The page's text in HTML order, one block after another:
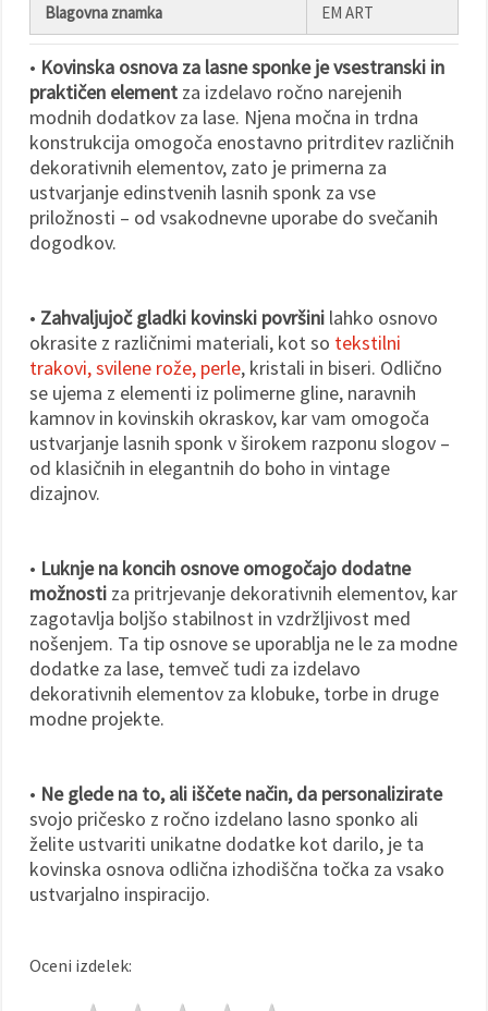
Blagovna znamka EM ART
• Kovinska osnova za lasne sponke je vsestranski in
praktičen element za izdelavo ročno narejenih
modnih dodatkov za lase. Njena močna in trdna
konstrukcija omogoča enostavno pritrditev različnih
dekorativnih elementov, zato je primerna za
ustvarjanje edinstvenih lasnih sponk za vse
priložnosti – od vsakodnevne uporabe do svečanih
dogodkov.
• Zahvaljujoč gladki kovinski površini lahko osnovo
okrasite z različnimi materiali, kot so tekstilni
trakovi, svilene rože, perle, kristali in biseri. Odlično
se ujema z elementi iz polimerne gline, naravnih
kamnov in kovinskih okraskov, kar vam omogoča
ustvarjanje lasnih sponk v širokem razponu slogov –
od klasičnih in elegantnih do boho in vintage
dizajnov.
• Luknje na koncih osnove omogočajo dodatne
možnosti za pritrjevanje dekorativnih elementov, kar
zagotavlja boljšo stabilnost in vzdržljivost med
nošenjem. Ta tip osnove se uporablja ne le za modne
dodatke za lase, temveč tudi za izdelavo
dekorativnih elementov za klobuke, torbe in druge
modne projekte.
• Ne glede na to, ali iščete način, da personalizirate
svojo pričesko z ročno izdelano lasno sponko ali
želite ustvariti unikatne dodatke kot darilo, je ta
kovinska osnova odlična izhodiščna točka za vsako
ustvarjalno inspiracijo.
Oceni izdelek: